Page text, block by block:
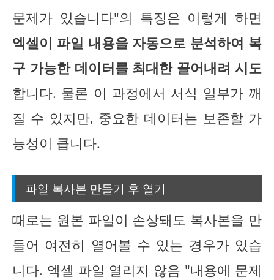
문제가 있습니다"의 특징은 이렇게 하면
엑셀이 파일 내용을 자동으로 분석하여 복
구 가능한 데이터를 최대한 끌어내려 시도
합니다. 물론 이 과정에서 서식 일부가 깨
질 수 있지만, 중요한 데이터는 보존할 가
능성이 큽니다.
파일 복사본 만들기 후 열기
때로는 원본 파일이 손상돼도 복사본을 만
들어 여전히 열어볼 수 있는 경우가 있습
니다. 엑셀 파일 열리지 않음 "내용에 문제